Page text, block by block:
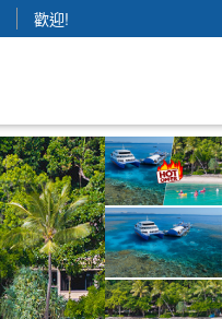
歡迎!